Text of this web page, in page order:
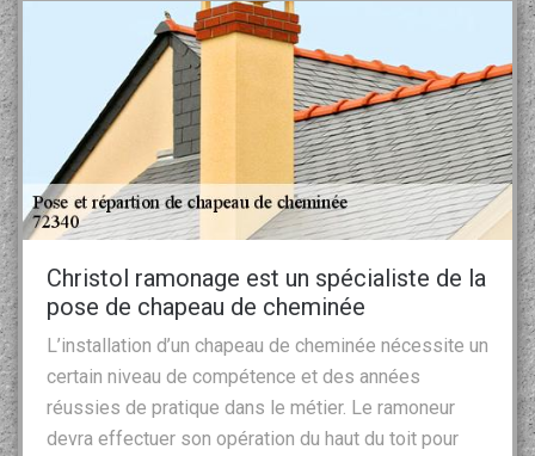
Christol ramonage est un spécialiste de la
pose de chapeau de cheminée
L’installation d’un chapeau de cheminée nécessite un
certain niveau de compétence et des années
réussies de pratique dans le métier. Le ramoneur
devra effectuer son opération du haut du toit pour